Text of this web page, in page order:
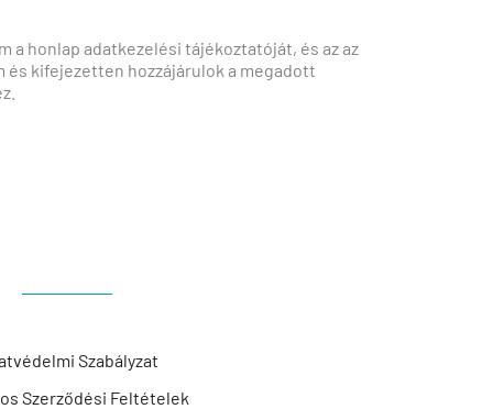
a honlap adatkezelési tájékoztatóját, és az az
kifejezetten hozzájárulok a megadott
Szabályzat
Szerződési Feltételek